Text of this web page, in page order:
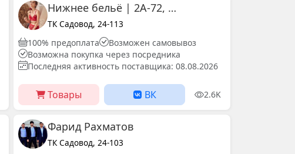
Нижнее бельё | 2А-72, корпус Б | Динь
ТК Садовод, 24-113
100% предоплата
Возможен самовывоз
Возможна покупка через посредника
Последняя активность поставщика: 08.08.2026
Товары ВК 2.6K
Фарид Рахматов
ТК Садовод, 24-103